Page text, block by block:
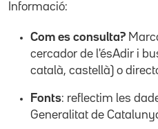
Informació:
Com es consulta?
cercador de l'ésAdir i
català, castellà) o
Fonts: reflectim les
Generalitat de